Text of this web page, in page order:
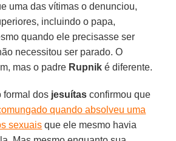
uma das vítimas o denunciou,
incluindo o papa,
quando ele precisasse ser
necessitou ser parado. O
mas o padre Rupnik é diferente.
formal dos jesuítas confirmou que
quando absolveu uma
sexuais que ele mesmo havia